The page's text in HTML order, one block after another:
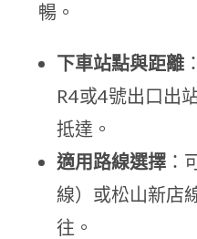
暢。
下車站點與距離
R4或4號出口出
抵達。
適用路線選擇 ：
線）或松山新店
往。